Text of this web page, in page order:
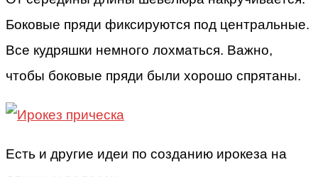
Боковые пряди фиксируются под центральные.
Все кудряшки немного лохматься. Важно,
чтобы боковые пряди были хорошо спрятаны.
Есть и другие идеи по созданию ирокеза на